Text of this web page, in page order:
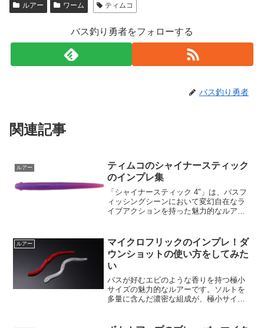
ルアー ワーム ティムコ
バス釣り勇者をフォローする
バス釣り勇者
関連記事
ルアー
ティムコのシャイナースティック
のインプレ集
「シャイナースティック 4"」は、バスフ
ィッシングシーンにおいて変幻自在なラ
イブアクションを持った魅力的なルアー
スの誘惑に直結します。このアイテム
は、多様なリグに適応し...
ルアー
マイクロフリックのインプレ！ダ
ウンショットの使い方をしてみた
い
バスが好むエビのような香りを持つ極小
サイズの魅力的なルアーです。ソルトを
多量に含んだ濃密な組成が、極小サイズ